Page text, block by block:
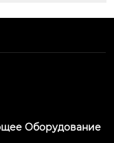
Оборудование